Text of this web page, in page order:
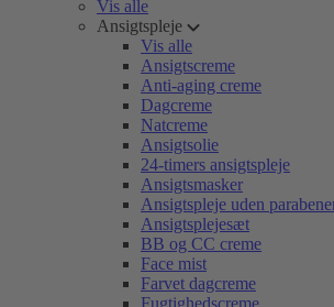
Vis alle
Ansigtspleje
Vis alle
Ansigtscreme
Anti-aging creme
Dagcreme
Natcreme
Ansigtsolie
24-timers ansigtspleje
Ansigtsmasker
Ansigtspleje uden
Ansigtsplejesæt
BB og CC creme
Face mist
Farvet dagcreme
Fugtighedscreme